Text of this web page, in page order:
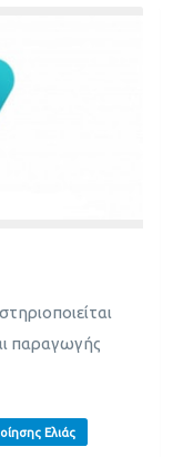
παραγωγής
Ελιάς